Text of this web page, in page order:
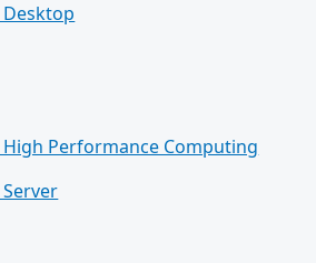
Desktop
High Performance Computing